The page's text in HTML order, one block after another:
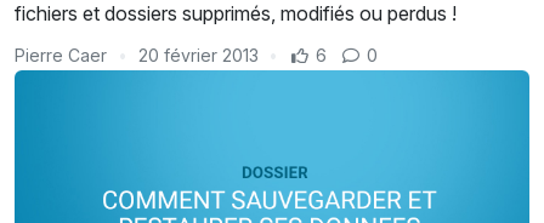
fichiers et dossiers supprimés, modifiés ou perdus !
Pierre Caer 20 février 2013 6 0